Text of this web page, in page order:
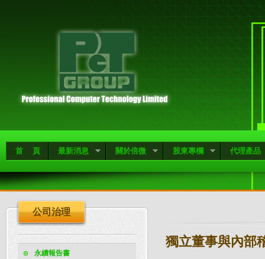
首 頁 最新消息 關於倍微 股東專欄 代理產品
公司治理
永續報告書
獨立董事與內部